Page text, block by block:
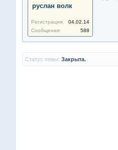
руслан волк
Регистрация:
04.02.14
Сообщения:
588
Статус темы: Закрыта.